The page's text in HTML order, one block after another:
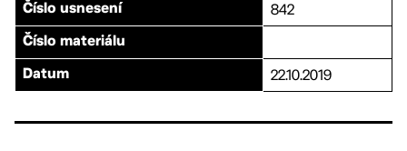
Číslo usnesení 842
Číslo materiálu
Datum 22.10.2019